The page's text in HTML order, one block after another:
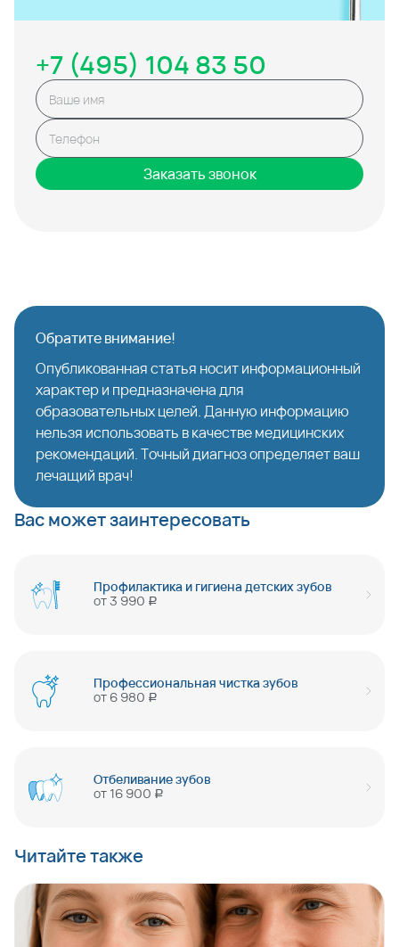
+7 (495) 104 83 50
Заказать звонок
Обратите внимание!
Опубликованная статья носит информационный
характер и предназначена для
образовательных целей. Данную информацию
нельзя использовать в качестве медицинских
рекомендаций. Точный диагноз определяет ваш
лечащий врач!
Вас может заинтересовать
Профилактика и гигиена детских зубов
от3 990 руб
Профессиональная чистка зубов
от 6 980 руб
Отбеливание зубов
от 16 900 руб
Читайте также